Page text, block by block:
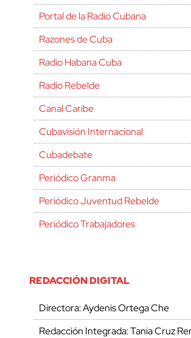
Portal de la Radio Cubana
Razones de Cuba
Radio Habana Cuba
Radio Rebelde
Canal Caribe
Cubavisión Internacional
Cubadebate
Periódico Granma
Periódico Juventud Rebelde
Periódico Trabajadores
REDACCIÓN DIGITAL
Directora: Aydenis Ortega Che
Redacción Integrada: Tania Cruz